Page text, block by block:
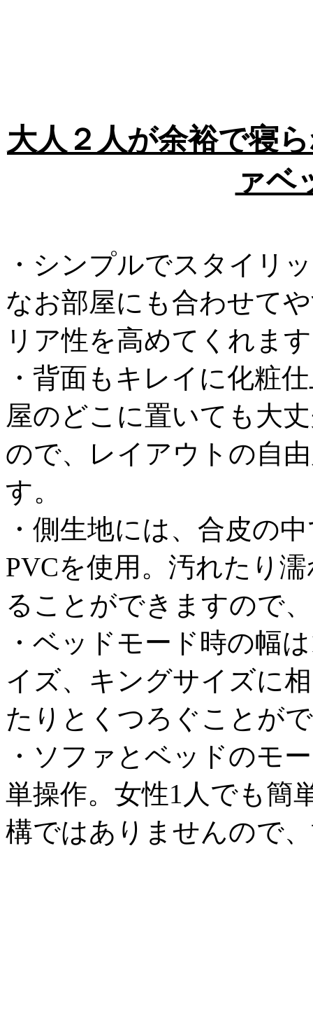
大人２人が余裕で寝
ァベ
・シンプルでスタイリ
なお部屋にも合わせて
リア性を高めてくれま
・背面もキレイに化粧
屋のどこに置いても大
ので、レイアウトの自
す。
・側生地には、合皮の
PVCを使用。汚れたり
ることができますので
・ベッドモード時の幅
イズ、キングサイズに
たりとくつろぐことが
・ソファとベッドのモ
単操作。女性1人でも簡
構ではありませんので